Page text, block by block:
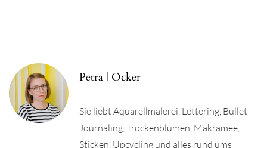
Petra | Ocker
Sie liebt Aquarellmalerei, Lettering, Bullet
Journaling, Trockenblumen, Makramee,
Sticken, Upcycling und alles rund ums